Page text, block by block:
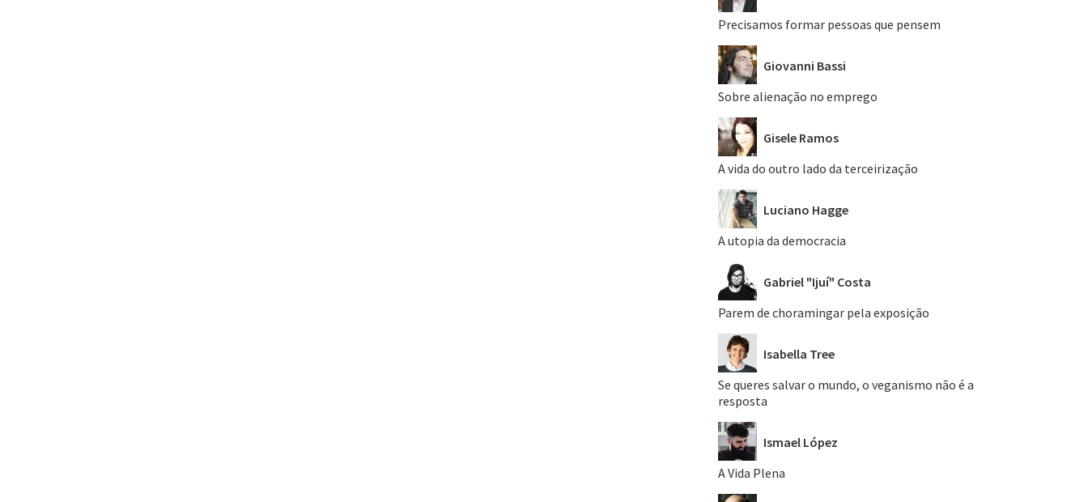
Precisamos formar pessoas que pensem
Giovanni Bassi
Sobre alienação no emprego
Gisele Ramos
A vida do outro lado da terceirização
Luciano Hagge
A utopia da democracia
Gabriel "Ijuí" Costa
Parem de choramingar pela exposição
Isabella Tree
Se queres salvar o mundo, o veganismo não é a
resposta
Ismael López
A Vida Plena